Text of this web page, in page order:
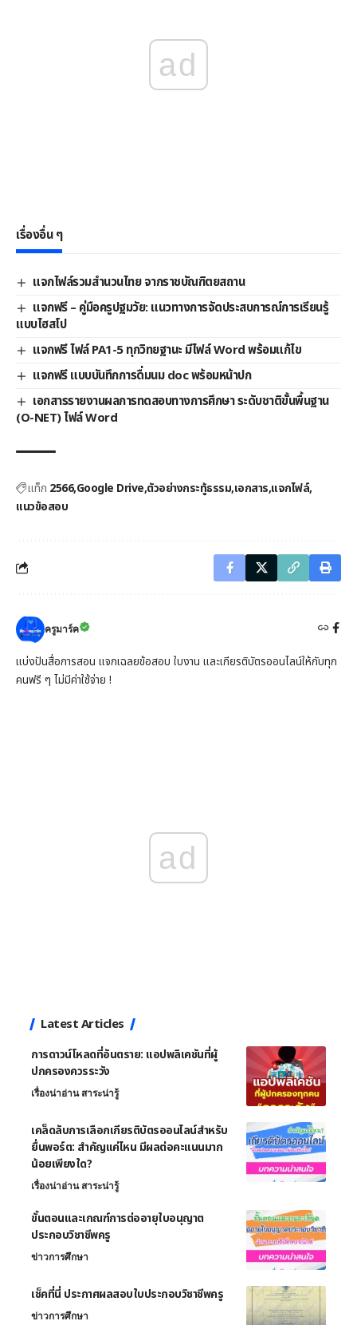
ad
เรื่องอื่น ๆ
แจกไฟล์รวมสำนวนไทย จากราชบัณฑิตยสถาน
แจกฟรี – คู่มือครูปฐมวัย: แนวทางการจัดประสบการณ์การเรียนรู้
แบบไฮสโป
แจกฟรี ไฟล์ PA1-5 ทุกวิทยฐานะ มีไฟล์ Word พร้อมแก้ไข
แจกฟรี แบบบันทึกการดื่มนม doc พร้อมหน้าปก
เอกสารรายงานผลการทดสอบทางการศึกษา ระดับชาติขั้นพื้นฐาน
(O-NET) ไฟล์ Word
แท็ก 2566 Google Drive ตัวอย่างกระทู้ธรรม เอกสาร แจกไฟล์
แนวข้อสอบ
ครูมาร์ค
แบ่งปันสื่อการสอน แจกเฉลยข้อสอบ ใบงาน และเกียรติบัตรออนไลน์ให้กับทุก
คนฟรี ๆ ไม่มีค่าใช้จ่าย !
ad
Latest Articles
การดาวน์โหลดที่อันตราย: แอปพลิเคชันที่ผู้
ปกครองควรระวัง
เรื่องน่าอ่าน สาระน่ารู้
เคล็ดลับการเลือกเกียรติบัตรออนไลน์สำหรับ
ยื่นพอร์ต: สำคัญแค่ไหน มีผลต่อคะแนนมาก
น้อยเพียงใด?
เรื่องน่าอ่าน สาระน่ารู้
ขั้นตอนและเกณฑ์การต่ออายุใบอนุญาต
ประกอบวิชาชีพครู
ข่าวการศึกษา
เช็คที่นี่ ประกาศผลสอบใบประกอบวิชาชีพครู
ข่าวการศึกษา